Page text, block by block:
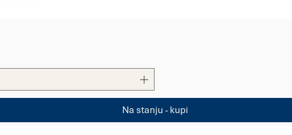
Na stanju - kupi